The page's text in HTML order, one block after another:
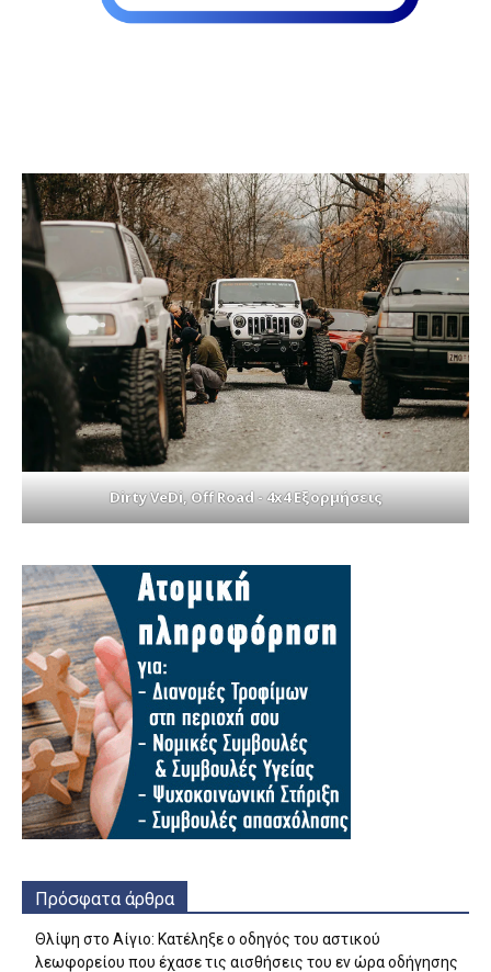
Dirty VeDi, Off Road - 4x4 Εξορμήσεις
Πρόσφατα άρθρα
Θλίψη στο Αίγιο: Κατέληξε ο οδηγός του αστικού
λεωφορείου που έχασε τις αισθήσεις του εν ώρα οδήγησης